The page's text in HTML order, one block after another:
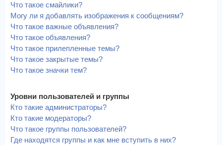
Что такое смайлики?
Могу ли я добавлять изображения к сообщениям?
Что такое важные объявления?
Что такое объявления?
Что такое прилепленные темы?
Что такое закрытые темы?
Что такое значки тем?
Уровни пользователей и группы
Кто такие администраторы?
Кто такие модераторы?
Что такое группы пользователей?
Где находятся группы и как мне вступить в них?